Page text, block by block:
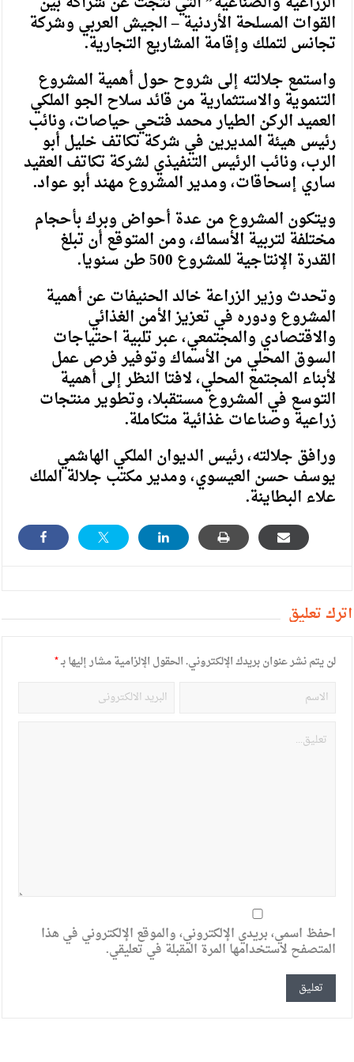
القوات المسلحة الأردنية – الجيش العربي وشركة
تجانس لتملك وإقامة المشاريع التجارية.
واستمع جلالته إلى شروح حول أهمية المشروع
التنموية والاستثمارية من قائد سلاح الجو الملكي
العميد الركن الطيار محمد فتحي حياصات، ونائب
رئيس هيئة المديرين في شركة تكاتف خليل أبو
الرب، ونائب الرئيس التنفيذي لشركة تكاتف العقيد
ساري إسحاقات، ومدير المشروع مهند أبو عواد.
ويتكون المشروع من عدة أحواض وبرك بأحجام
مختلفة لتربية الأسماك، ومن المتوقع أن تبلغ
القدرة الإنتاجية للمشروع 500 طن سنويا.
وتحدث وزير الزراعة خالد الحنيفات عن أهمية
المشروع ودوره في تعزيز الأمن الغذائي
والاقتصادي والمجتمعي، عبر تلبية احتياجات
السوق المحلي من الأسماك وتوفير فرص عمل
لأبناء المجتمع المحلي، لافتا النظر إلى أهمية
التوسع في المشروع مستقبلا، وتطوير منتجات
زراعية وصناعات غذائية متكاملة.
ورافق جلالته، رئيس الديوان الملكي الهاشمي
يوسف حسن العيسوي، ومدير مكتب جلالة الملك
علاء البطاينة.
أترك تعليق
لن يتم نشر عنوان بريدك الإلكتروني.الحقول الإلزامية مشار إليها بـ*
احفظ اسمي، بريدي الإلكتروني، والموقع الإلكتروني في هذا
المتصفح لاستخدامها المرة المقبلة في تعليقي.